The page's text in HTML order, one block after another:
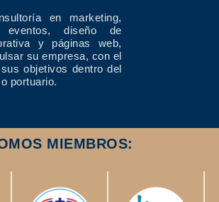
en marketing,
eventos, diseño de
y páginas web,
su empresa, con el
objetivos dentro del
portuario.
MIEMBROS: